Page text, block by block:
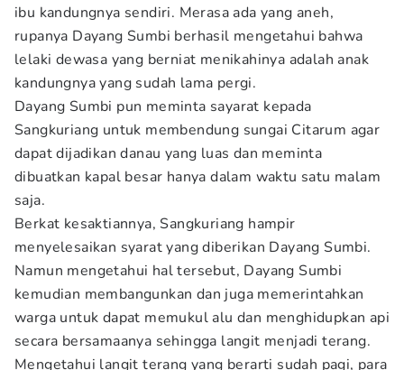
ibu kandungnya sendiri. Merasa ada yang aneh,
rupanya Dayang Sumbi berhasil mengetahui bahwa
lelaki dewasa yang berniat menikahinya adalah anak
kandungnya yang sudah lama pergi.
Dayang Sumbi pun meminta sayarat kepada
Sangkuriang untuk membendung sungai Citarum agar
dapat dijadikan danau yang luas dan meminta
dibuatkan kapal besar hanya dalam waktu satu malam
saja.
Berkat kesaktiannya, Sangkuriang hampir
menyelesaikan syarat yang diberikan Dayang Sumbi.
Namun mengetahui hal tersebut, Dayang Sumbi
kemudian membangunkan dan juga memerintahkan
warga untuk dapat memukul alu dan menghidupkan api
secara bersamaanya sehingga langit menjadi terang.
Mengetahui langit terang yang berarti sudah pagi, para